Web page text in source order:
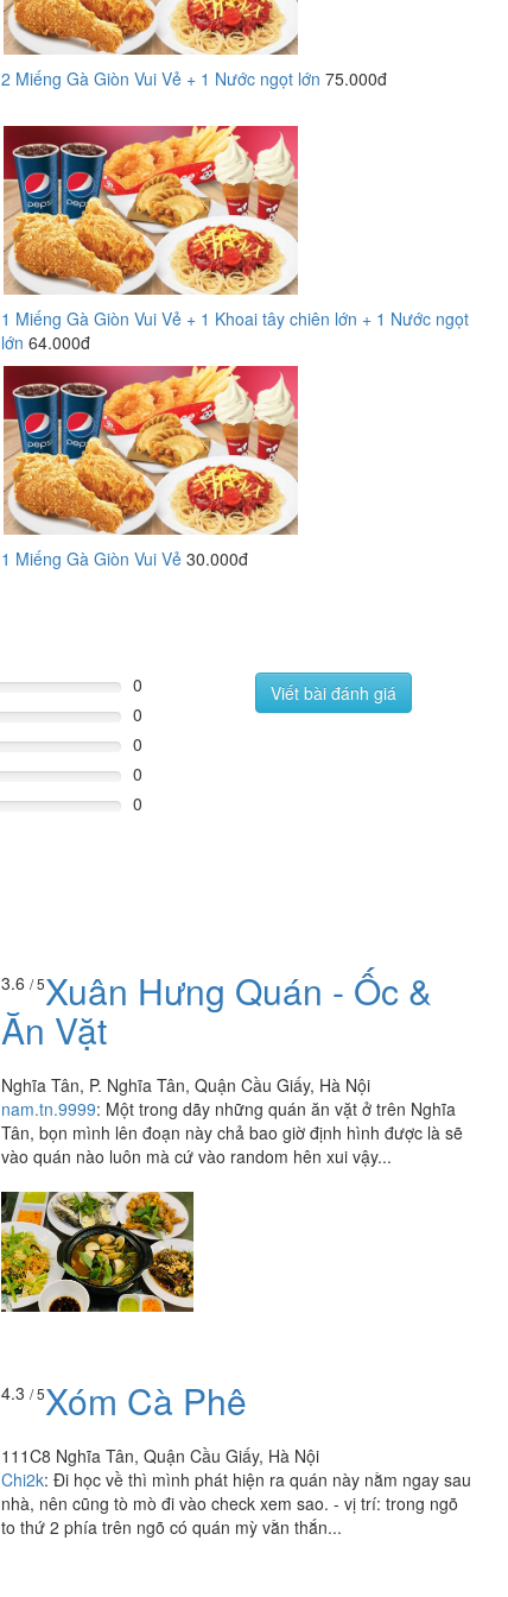
2 Miếng Gà Giòn Vui Vẻ + 1 Nước ngọt lớn 75.000đ
1 Miếng Gà Giòn Vui Vẻ + 1 Khoai tây chiên lớn + 1 Nước ngọt
lớn 64.000đ
1 Miếng Gà Giòn Vui Vẻ 30.000đ
0
0
0
0
0
Viết bài đánh giá
3.6 / 5Xuân Hưng Quán - Ốc &
Ăn Vặt
Nghĩa Tân, P. Nghĩa Tân, Quận Cầu Giấy, Hà Nội
nam.tn.9999: Một trong dãy những quán ăn vặt ở trên Nghĩa
Tân, bọn mình lên đoạn này chả bao giờ định hình được là sẽ
vào quán nào luôn mà cứ vào random hên xui vậy...
4.3 / 5Xóm Cà Phê
111C8 Nghĩa Tân, Quận Cầu Giấy, Hà Nội
Chi2k: Đi học về thì mình phát hiện ra quán này nằm ngay sau
nhà, nên cũng tò mò đi vào check xem sao. - vị trí: trong ngõ
to thứ 2 phía trên ngõ có quán mỳ vằn thắn...